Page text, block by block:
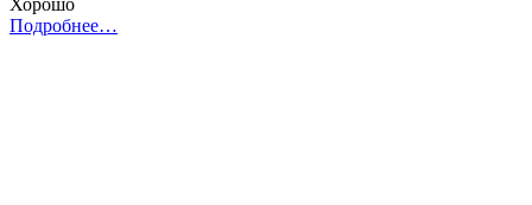
Хорошо
Подробнее…